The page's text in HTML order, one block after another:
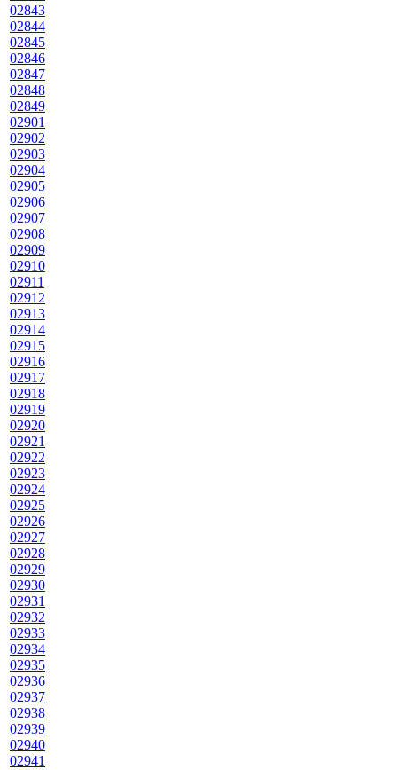
02843
02844
02845
02846
02847
02848
02849
02901
02902
02903
02904
02905
02906
02907
02908
02909
02910
02911
02912
02913
02914
02915
02916
02917
02918
02919
02920
02921
02922
02923
02924
02925
02926
02927
02928
02929
02930
02931
02932
02933
02934
02935
02936
02937
02938
02939
02940
02941